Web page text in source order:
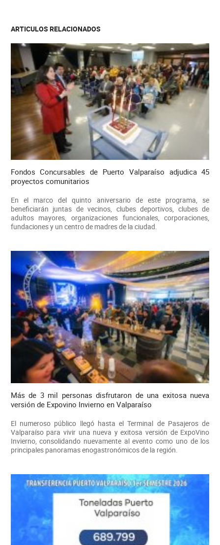
ARTICULOS RELACIONADOS
Fondos Concursables de Puerto Valparaíso adjudica 45
proyectos comunitarios
En el marco del quinto aniversario de este programa, se
beneficiarán juntas de vecinos, clubes deportivos, clubes de
adultos mayores, organizaciones funcionales, corporaciones,
fundaciones y un centro de madres de la ciudad.
Más de 3 mil personas disfrutaron de una exitosa nueva
versión de Expovino Invierno en Valparaíso
El numeroso público llegó hasta el Terminal de Pasajeros de
Valparaíso para vivir una nueva y exitosa versión de ExpoVino
Invierno, consolidando nuevamente al evento como uno de los
principales panoramas enogastronómicos de la región.